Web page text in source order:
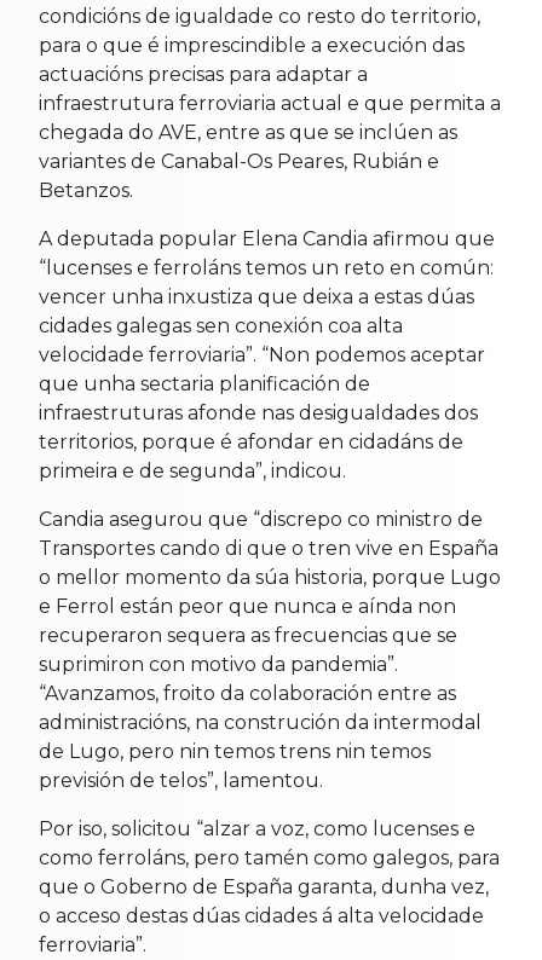
condicións de igualdade co resto do territorio,
para o que é imprescindible a execución das
actuacións precisas para adaptar a
infraestrutura ferroviaria actual e que permita a
chegada do AVE, entre as que se inclúen as
variantes de Canabal-Os Peares, Rubián e
Betanzos.
A deputada popular Elena Candia afirmou que
“lucenses e ferroláns temos un reto en común:
vencer unha inxustiza que deixa a estas dúas
cidades galegas sen conexión coa alta
velocidade ferroviaria”. “Non podemos aceptar
que unha sectaria planificación de
infraestruturas afonde nas desigualdades dos
territorios, porque é afondar en cidadáns de
primeira e de segunda”, indicou.
Candia asegurou que “discrepo co ministro de
Transportes cando di que o tren vive en España
o mellor momento da súa historia, porque Lugo
e Ferrol están peor que nunca e aínda non
recuperaron sequera as frecuencias que se
suprimiron con motivo da pandemia”.
“Avanzamos, froito da colaboración entre as
administracións, na construción da intermodal
de Lugo, pero nin temos trens nin temos
previsión de telos”, lamentou.
Por iso, solicitou “alzar a voz, como lucenses e
como ferroláns, pero tamén como galegos, para
que o Goberno de España garanta, dunha vez,
o acceso destas dúas cidades á alta velocidade
ferroviaria”.